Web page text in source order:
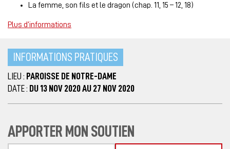
La femme, son fils et le dragon (chap. 11, 15 – 12, 18)
Plus d’informations
INFORMATIONS PRATIQUES
LIEU : PAROISSE DE NOTRE-DAME
DATE : DU 13 NOV 2020 AU 27 NOV 2020
APPORTER MON SOUTIEN